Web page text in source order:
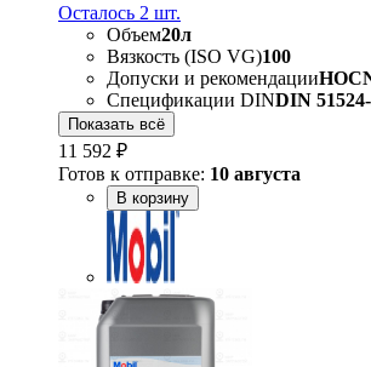
Осталось 2 шт.
Объем20л
Вязкость (ISO VG)100
Допуски и рекомендации
Спецификации DINDIN
Показать всё
11 592 ₽
Готов к отправке: 10 августа
В корзину